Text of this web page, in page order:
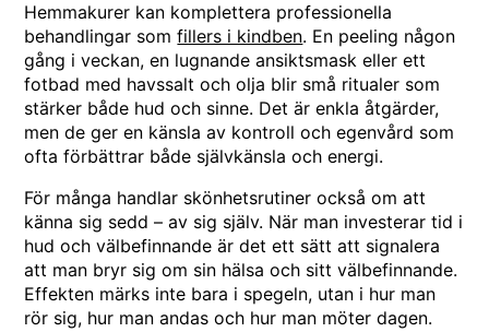
Hemmakurer kan komplettera professionella
behandlingar somfillers i kindben. En peeling någon
gång i veckan, en lugnande ansiktsmask eller ett
fotbad med havssalt och olja blir små ritualer som
stärker både hud och sinne. Det är enkla åtgärder,
men de ger en känsla av kontroll och egenvård som
ofta förbättrar både självkänsla och energi.
För många handlar skönhetsrutiner också om att
känna sig sedd – av sig själv. När man investerar tid i
hud och välbefinnande är det ett sätt att signalera
att man bryr sig om sin hälsa och sitt välbefinnande.
Effekten märks inte bara i spegeln, utan i hur man
rör sig, hur man andas och hur man möter dagen.